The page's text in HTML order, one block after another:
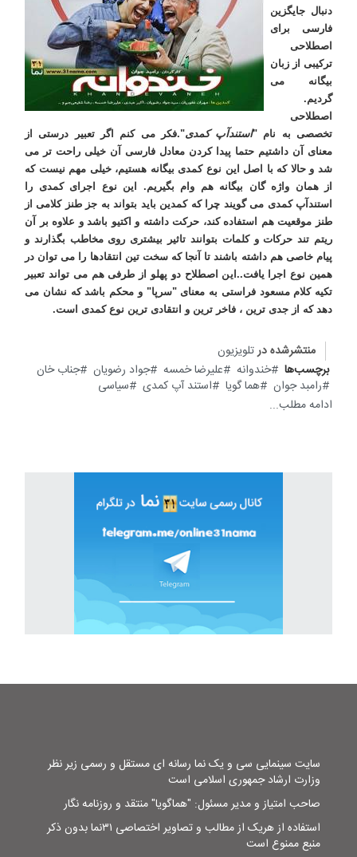
دنبال جایگزین
فارسی برای
اصطلاحی
ترکیبی از زبان
بیگانه می
گردیم.
اصطلاحی
تخصصی به نام "استندآپ کمدی".فکر می کنم اگر تعبیر درستی از
معنای آن داشتیم حتما پیدا کردن معادل فارسی آن خیلی راحت تر می
شد و حالا که با اصل این نوع کمدی بیگانه هستیم، خیلی مهم نیست که
از همان واژه گان بیگانه هم وام بگیریم. این نوع اجرای کمدی را
استندآپ کمدی می گویند چرا که کمدین باید بتواند به جز طنز کلامی از
طنز موقعیت هم استفاده کند، حرکت داشته و اکتیو باشد و علاوه بر آن
ریتم تند حرکات و کلمات بتوانند تاثیر بیشتری روی مخاطب بگذارند و
پیام خاصی هم داشته باشند تا آنجا که سخت تین انتقادها را می توان در
همین نوع اجرا یافت..این اصطلاح دو پهلو از طرفی هم می تواند تعبیر
تکیه کلام مسعود فراستی به معنای "سرپا" و محکم باشد که نشان می
دهد که از جدی ترین ، فاخر ترین و انتقادی ترین نوع کمدی است.
منتشرشده درتلویزیون
برچسب‌ها
خندوانه علیرضا خمسه جواد رضویان
جناب خان
رامبد جوان
هما گویا استند آپ کمدی
سیاسی
ادامه مطلب...
سایت سینمایی سی و یک نما رسانه ای مستقل و رسمی زیر نظر
وزارت ارشاد جمهوری اسلامی است
صاحب امتیاز و مدیر مسئول: "هماگویا" منتقد و روزنامه نگار
استفاده از هریک از مطالب و تصاویر اختصاصی ۳۱نما بدون ذکر
منبع ممنوع است